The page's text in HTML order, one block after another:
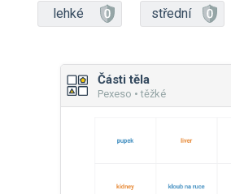
lehké
střední
Části těla
Pexeso • těžké